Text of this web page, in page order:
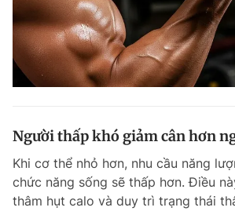
Người thấp khó giảm cân hơn
Khi cơ thể nhỏ hơn, nhu cầu năng
chức năng sống sẽ thấp hơn. Điều
thâm hụt calo và duy trì trạng thái